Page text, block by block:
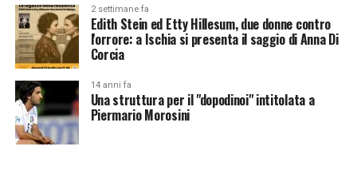
2 settimane fa
Edith Stein ed Etty Hillesum, due donne contro
l'orrore: a Ischia si presenta il saggio di Anna Di
Corcia
14 anni fa
Una struttura per il "dopodinoi" intitolata a
Piermario Morosini